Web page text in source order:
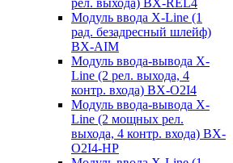
рел. выхода) BX-REL4
Модуль ввода X-Line (1
рад. безадресный шлейф)
BX-AIM
Модуль ввода-вывода X-
Line (2 рел. выхода, 4
контр. входа) BX-O2I4
Модуль ввода-вывода X-
Line (2 мощных рел.
выхода, 4 контр. входа) BX-
O2I4-HP